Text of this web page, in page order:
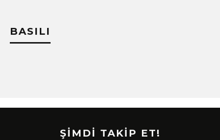
BASILI
ŞİMDİ TAKİP ET!